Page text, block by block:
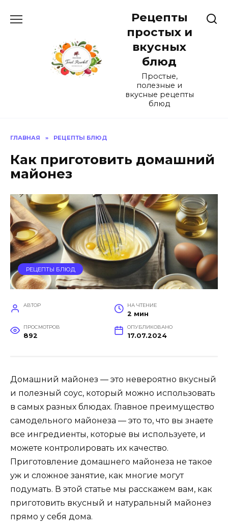
Рецепты
простых и
вкусных
блюд
Простые,
полезные и
вкусные рецепты
блюд
ГЛАВНАЯ » РЕЦЕПТЫ БЛЮД
Как приготовить домашний
майонез
РЕЦЕПТЫ БЛЮД
АВТОР НА ЧТЕНИЕ
2 мин
ПРОСМОТРОВ
892
ОПУБЛИКОВАНО
17.07.2024
Домашний майонез — это невероятно вкусный
и полезный соус, который можно использовать
в самых разных блюдах. Главное преимущество
самодельного майонеза — это то, что вы знаете
все ингредиенты, которые вы используете, и
можете контролировать их качество.
Приготовление домашнего майонеза не такое
уж и сложное занятие, как многие могут
подумать. В этой статье мы расскажем вам, как
приготовить вкусный и натуральный майонез
прямо у себя дома.